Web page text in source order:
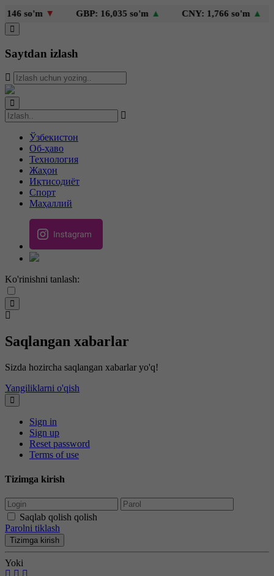
so'm▼ GBP: 16,035 so'm▲ CNY: 1,766 so'm▲
Saytdan izlash
Ўзбекистон
Об-ҳаво
Технология
Жаҳон
Иқтисодиёт
Спорт
Маҳаллий
Ko'rinishni tanlash:
Saqlangan xabarlar
Sizda hozircha saqlangan xabarlar yo'q!
Yangiliklarni o'qish
Sign in
Sign up
Reset password
Terms of use
Tizimga kirish
Saqlab qolish qolish
Parolni tiklash
Tizimga kirish
Yoki